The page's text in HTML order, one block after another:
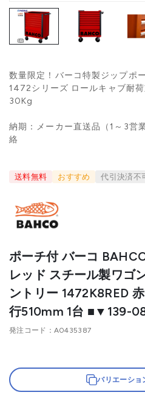
数量限定！バーコ特製ジップポ
1472シリーズ ロールキャブ耐
30Kg
納期：メーカー直送品（1～3営
絡
送料無料 おすすめ 代引決済不
ポーチ付 バーコ
レッド スチール製ワゴ
ントリー 1472K8RED
行510mm 1台 ■▼139-
発注コード A0435387
バリエーショ